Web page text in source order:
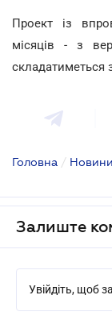
Проект із
місяців - з
складатиметься
Головна / Новини
Залиште
Увійдіть, щоб